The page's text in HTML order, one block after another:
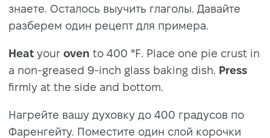
знаете. Осталось выучить глаголы. Давайте
разберем один рецепт для примера.
Heat your oven to 400 °F. Place one pie crust in
a non-greased 9-inch glass baking dish. Press
firmly at the side and bottom.
Нагрейте вашу духовку до 400 градусов по
Фаренгейту. Поместите один слой корочки